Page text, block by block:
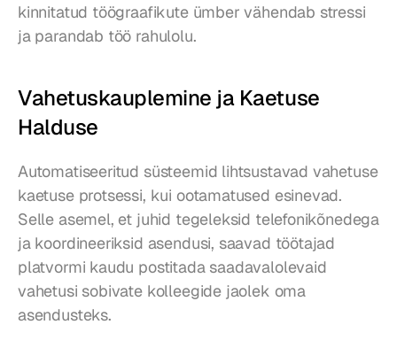
kinnitatud töögraafikute ümber vähendab stressi
ja parandab töö rahulolu.
Vahetuskauplemine ja Kaetuse
Halduse
Automatiseeritud süsteemid lihtsustavad vahetuse
kaetuse protsessi, kui ootamatused esinevad.
Selle asemel, et juhid tegeleksid telefonikõnedega
ja koordineeriksid asendusi, saavad töötajad
platvormi kaudu postitada saadavalolevaid
vahetusi sobivate kolleegide jaolek oma
asendusteks.